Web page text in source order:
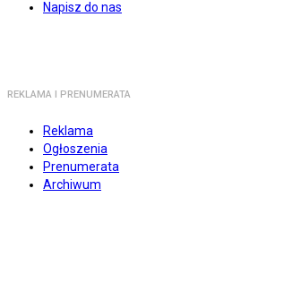
Napisz do nas
REKLAMA I PRENUMERATA
Reklama
Ogłoszenia
Prenumerata
Archiwum